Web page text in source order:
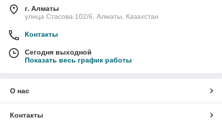
г. Алматы
улица Стасова 102/6, Алматы, Казахстан
Контакты
Сегодня выходной
Показать весь график работы
О нас
Контакты